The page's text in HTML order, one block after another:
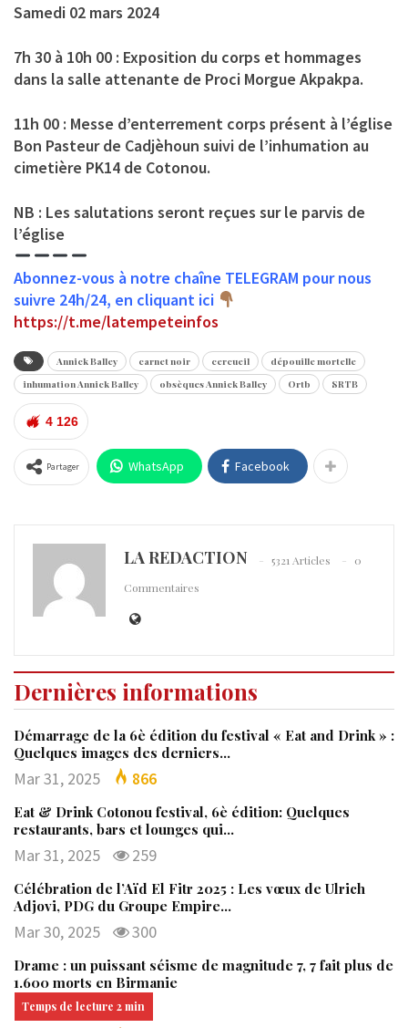
Samedi 02 mars 2024
7h 30 à 10h 00 : Exposition du corps et hommages
dans la salle attenante de Proci Morgue Akpakpa.
11h 00 : Messe d’enterrement corps présent à l’église
Bon Pasteur de Cadjèhoun suivi de l’inhumation au
cimetière PK14 de Cotonou.
NB : Les salutations seront reçues sur le parvis de
l’église
Abonnez-vous à notre chaîne TELEGRAM pour nous
suivre 24h/24, en cliquant ici
https://t.me/latempeteinfos
Annick Balley carnet noir cercueil
dépouille mortelle
inhumation Annick Balley
obsèques Annick Balley Ortb SRTB
4 126
Partager WhatsApp Facebook
LA REDACTION 5321 Articles
0
Commentaires
Dernières informations
Démarrage de la 6è édition du festival « Eat and Drink » :
Quelques images des derniers…
Mar 31, 2025 866
Eat & Drink Cotonou festival, 6è édition: Quelques
restaurants, bars et lounges qui…
Mar 31, 2025 259
Célébration de l’Aïd El Fitr 2025 : Les vœux de Ulrich
Adjovi, PDG du Groupe Empire…
Mar 30, 2025 300
Drame : un puissant séisme de magnitude 7, 7 fait plus de
1.600 morts en Birmanie